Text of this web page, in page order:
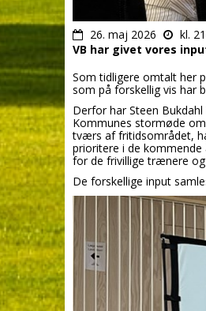
26. maj 2026
kl.
VB har givet vores
Som tidligere omtalt her
som på forskellig vis har
Derfor har Steen
Kommunes stormøde
tværs af fritidsområdet,
prioritere i de
for de frivillige trænere og
De forskellige input